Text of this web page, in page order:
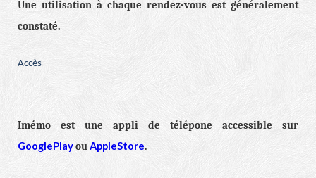
Une utilisation à chaque rendez-vous est généralement
constaté.
Accès
Imémo est une appli de télépone accessible sur
GooglePlayouAppleStore.